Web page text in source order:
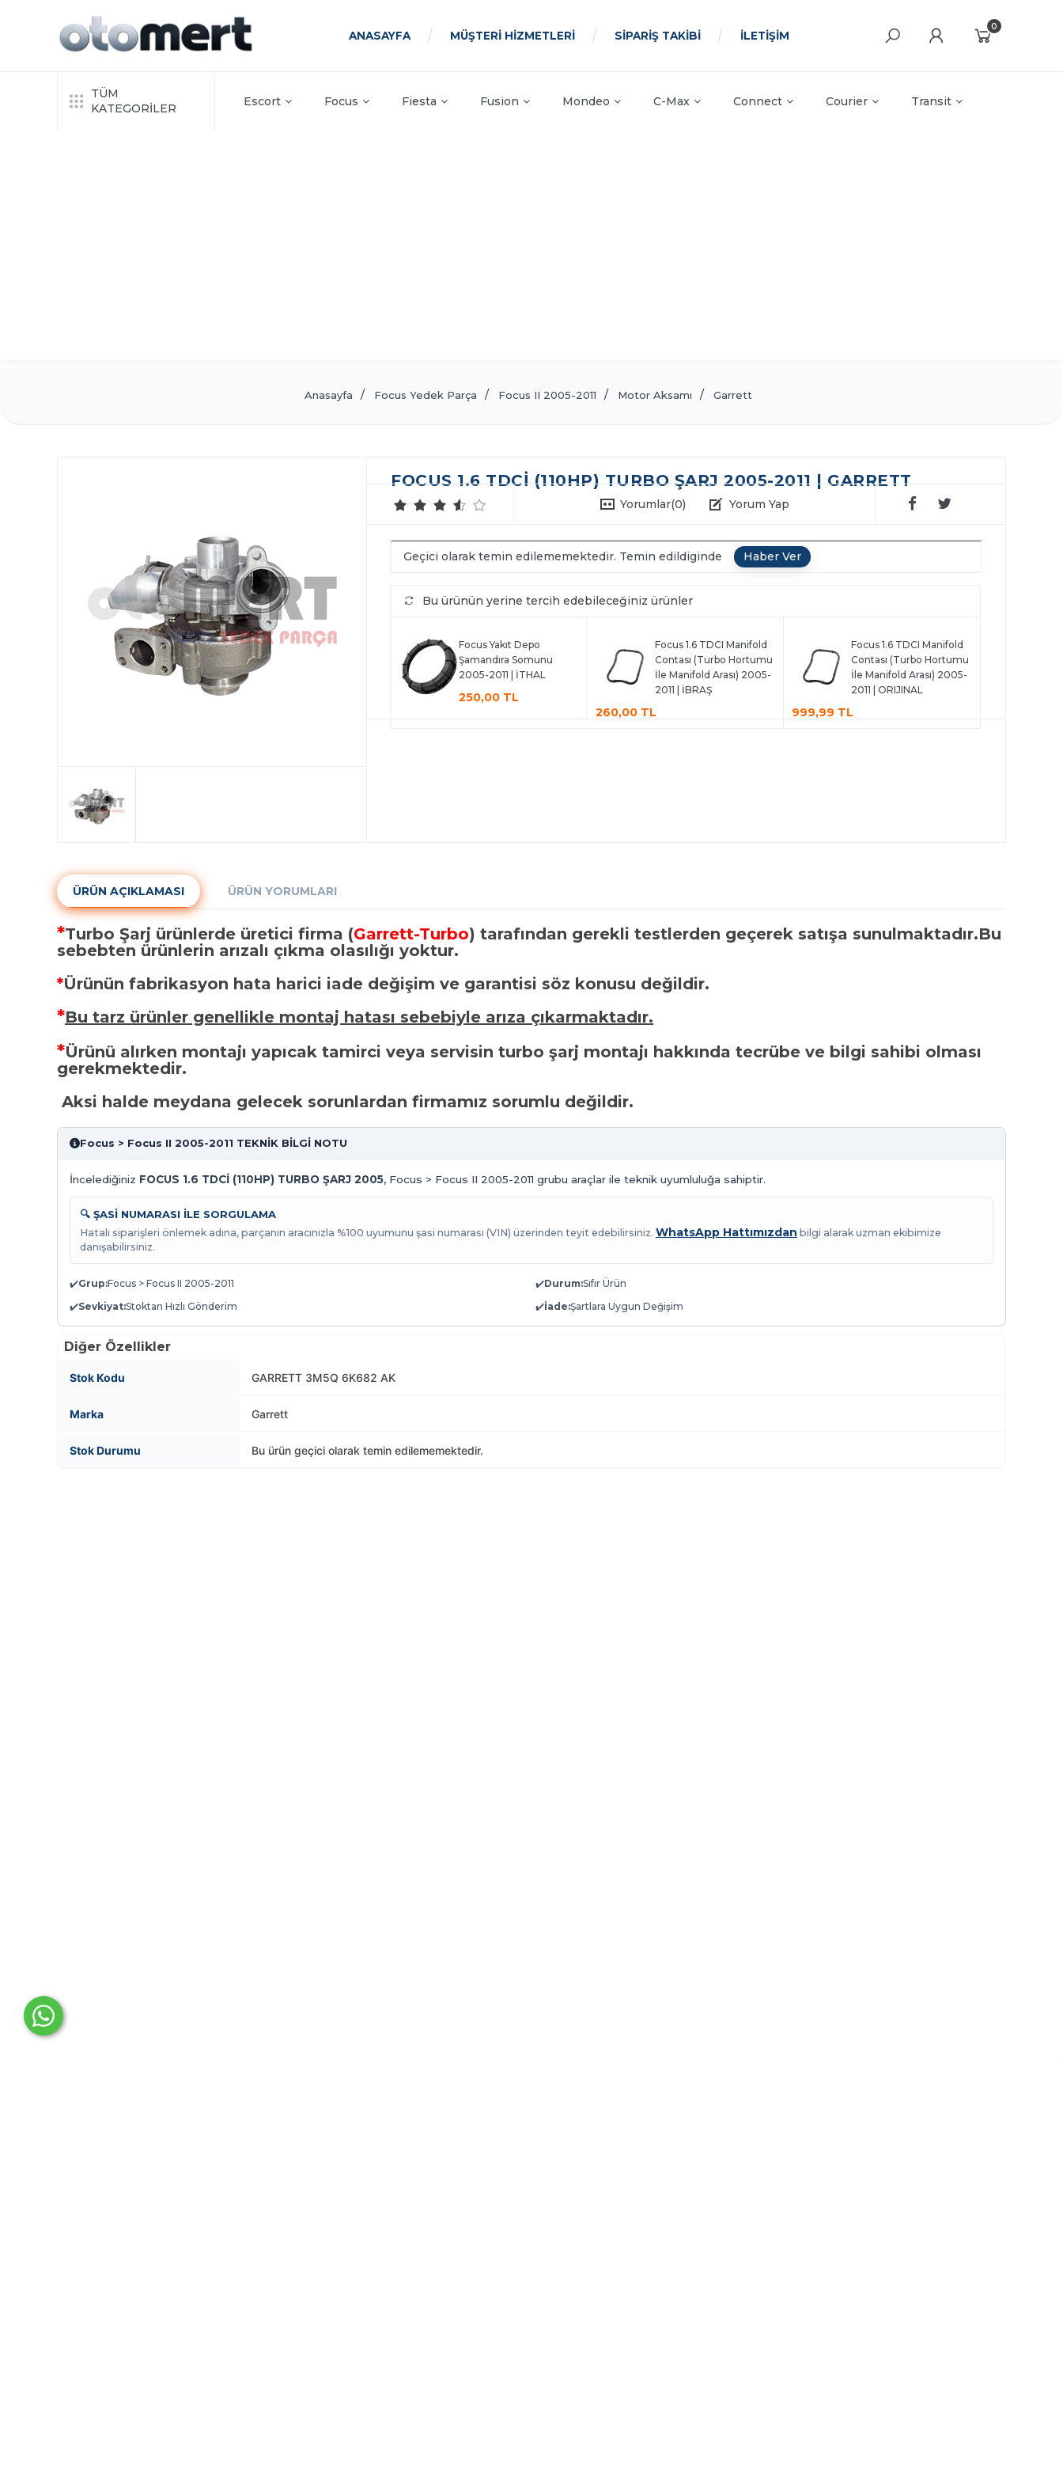
ANASAYFA MÜŞTERİ HİZMETLERİ SİPARİŞ TAKİBİ İLETİŞİM
0
TÜM
KATEGORİLER
Escort Focus Fiesta Fusion Mondeo C-Max Connect Courier Transit
Anasayfa Focus Yedek Parça Focus II 2005-2011 Motor Aksamı Garrett
FOCUS 1.6 TDCİ (110HP) TURBO ŞARJ 2005-2011 | GARRETT
Yorumlar(0) Yorum Yap
Geçici olarak temin edilememektedir. Temin edildiginde
Bu ürünün yerine tercih edebileceğiniz ürünler
Focus Yakıt Depo
Şamandıra Somunu
2005-2011 | İTHAL
250,00 TL
Focus 1.6 TDCI Manifold
Contası (Turbo Hortumu
İle Manifold Arası) 2005-
2011 | İBRAŞ
260,00 TL
Focus 1.6 TDCI Manifold
Contası (Turbo Hortumu
İle Manifold Arası) 2005-
2011 | ORIJINAL
999,99 TL
ÜRÜN AÇIKLAMASI ÜRÜN YORUMLARI
*Turbo Şarj ürünlerde üretici firma (Garrett-Turbo) tarafından gerekli testlerden geçerek satışa sunulmaktadır.Bu
sebebten ürünlerin arızalı çıkma olasılığı yoktur.
*Ürünün fabrikasyon hata harici iade değişim ve garantisi söz konusu değildir.
*Bu tarz ürünler genellikle montaj hatası sebebiyle arıza çıkarmaktadır.
*Ürünü alırken montajı yapıcak tamirci veya servisin turbo şarj montajı hakkında tecrübe ve bilgi sahibi olması
gerekmektedir.
Aksi halde meydana gelecek sorunlardan firmamız sorumlu değildir.
Focus > Focus II 2005-2011 TEKNİK BİLGİ NOTU
İncelediğiniz FOCUS 1.6 TDCİ (110HP) TURBO ŞARJ 2005, Focus > Focus II 2005-2011 grubu araçlar ile teknik uyumluluğa sahiptir.
🔍 ŞASİ NUMARASI İLE SORGULAMA
Hatalı siparişleri önlemek adına, parçanın aracınızla %100 uyumunu şasi numarası (VIN) üzerinden teyit edebilirsiniz. WhatsApp Hattımızdan bilgi alarak uzman ekibimize
danışabilirsiniz.
✔️Grup:Focus > Focus II 2005-2011 ✔️Durum:Sıfır Ürün
✔️Sevkiyat:Stoktan Hızlı Gönderim ✔️İade:Şartlara Uygun Değişim
Diğer Özellikler
Stok Kodu GARRETT 3M5Q 6K682 AK
Marka Garrett
Stok Durumu Bu ürün geçici olarak temin edilememektedir.